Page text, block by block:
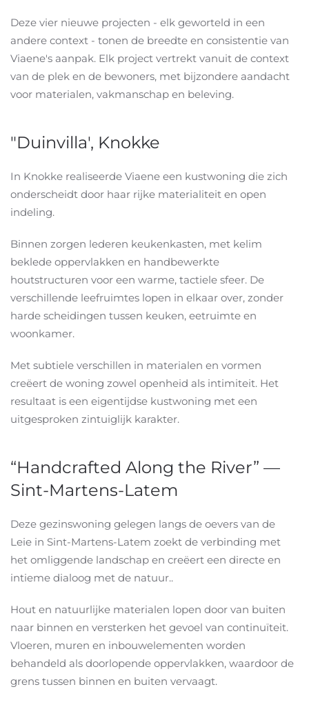
Deze vier nieuwe projecten - elk geworteld in een
andere context - tonen de breedte en consistentie van
Viaene's aanpak. Elk project vertrekt vanuit de context
van de plek en de bewoners, met bijzondere aandacht
voor materialen, vakmanschap en beleving.
"Duinvilla', Knokke
In Knokke realiseerde Viaene een kustwoning die zich
onderscheidt door haar rijke materialiteit en open
indeling.
Binnen zorgen lederen keukenkasten, met kelim
beklede oppervlakken en handbewerkte
houtstructuren voor een warme, tactiele sfeer. De
verschillende leefruimtes lopen in elkaar over, zonder
harde scheidingen tussen keuken, eetruimte en
woonkamer.
Met subtiele verschillen in materialen en vormen
creëert de woning zowel openheid als intimiteit. Het
resultaat is een eigentijdse kustwoning met een
uitgesproken zintuiglijk karakter.
“Handcrafted Along the River” —
Sint-Martens-Latem
Deze gezinswoning gelegen langs de oevers van de
Leie in Sint-Martens-Latem zoekt de verbinding met
het omliggende landschap en creëert een directe en
intieme dialoog met de natuur..
Hout en natuurlijke materialen lopen door van buiten
naar binnen en versterken het gevoel van continuïteit.
Vloeren, muren en inbouwelementen worden
behandeld als doorlopende oppervlakken, waardoor de
grens tussen binnen en buiten vervaagt.